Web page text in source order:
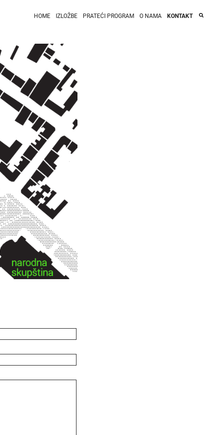
HOME IZLOŽBE PRATEĆI PROGRAM O NAMA KONTAKT